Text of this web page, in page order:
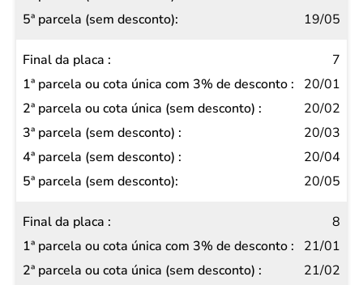
19/05
7
20/01
20/02
20/03
20/04
20/05
8
21/01
21/02